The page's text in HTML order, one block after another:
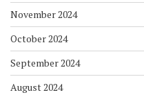
November 2024
October 2024
September 2024
August 2024